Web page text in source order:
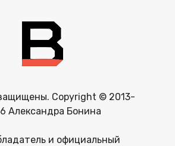
Copyright © 2013-
Александра Бонина
и официальный